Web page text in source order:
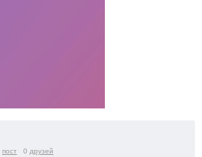
пост 0 друзей